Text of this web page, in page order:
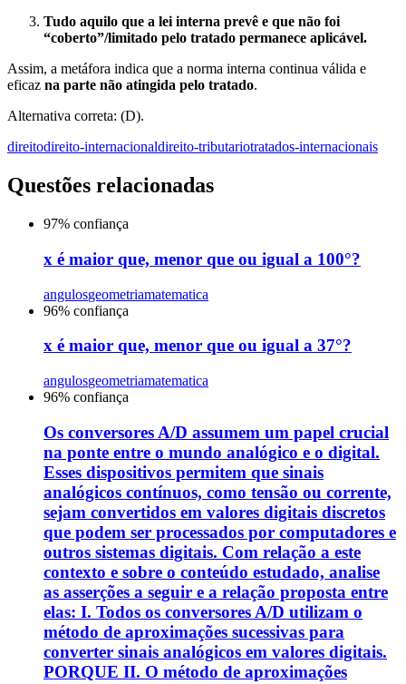
Tudo aquilo que a lei interna prevê e que não foi
“coberto”/limitado pelo tratado permanece aplicável.
Assim, a metáfora indica que a norma interna continua válida e
eficaz na parte não atingida pelo tratado.
Alternativa correta: (D).
direitodireito-internacionaldireito-tributariotratados-internacionais
Questões relacionadas
97% confiança
x é maior que, menor que ou igual a 100°?
angulosgeometriamatematica
96% confiança
x é maior que, menor que ou igual a 37°?
angulosgeometriamatematica
96% confiança
Os conversores A/D assumem um papel crucial
na ponte entre o mundo analógico e o digital.
Esses dispositivos permitem que sinais
analógicos contínuos, como tensão ou corrente,
sejam convertidos em valores digitais discretos
que podem ser processados por computadores e
outros sistemas digitais. Com relação a este
contexto e sobre o conteúdo estudado, analise
as asserções a seguir e a relação proposta entre
elas: I. Todos os conversores A/D utilizam o
método de aproximações sucessivas para
converter sinais analógicos em valores digitais.
PORQUE II. O método de aproximações